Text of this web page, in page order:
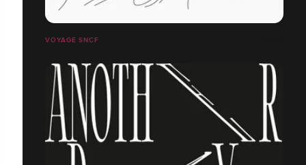
VOYAGE SNCF